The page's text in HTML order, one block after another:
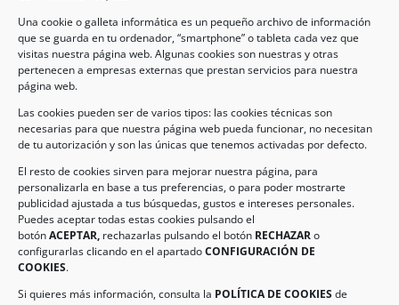
Una cookie o galleta informática es un pequeño archivo de información
que se guarda en tu ordenador, “smartphone” o tableta cada vez que
visitas nuestra página web. Algunas cookies son nuestras y otras
pertenecen a empresas externas que prestan servicios para nuestra
página web.
Las cookies pueden ser de varios tipos: las cookies técnicas son
necesarias para que nuestra página web pueda funcionar, no necesitan
de tu autorización y son las únicas que tenemos activadas por defecto.
El resto de cookies sirven para mejorar nuestra página, para
personalizarla en base a tus preferencias, o para poder mostrarte
publicidad ajustada a tus búsquedas, gustos e intereses personales.
Puedes aceptar todas estas cookies pulsando el
botónACEPTAR, rechazarlas pulsando el botón RECHAZARo
configurarlas clicando en el apartadoCONFIGURACIÓN DE
COOKIES.
Si quieres más información, consulta la POLÍTICA DE COOKIESde
Legal
AVISO LEGAL
POLÍTICA DE COOKIES
Información de Contacto
Dirección:
Navas de Jorquera – Albacete (España)